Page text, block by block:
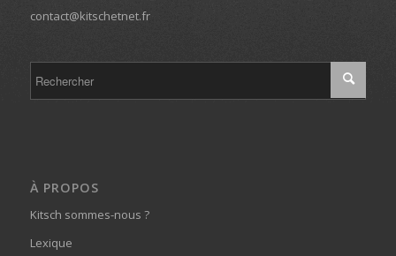
contact@kitschetnet.fr
À PROPOS
Kitsch sommes-nous ?
Lexique